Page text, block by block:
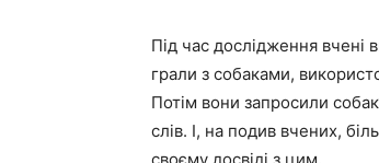
Під час дослідження
грали з собаками,
Потім вони запросили
слів. І, на подив вчених,